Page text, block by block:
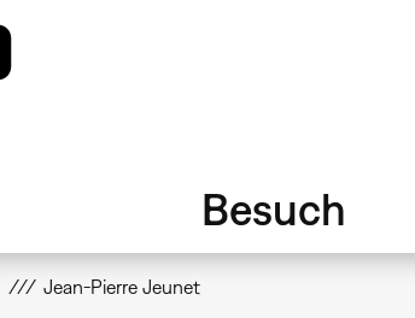
Besuch
Jean-Pierre Jeunet